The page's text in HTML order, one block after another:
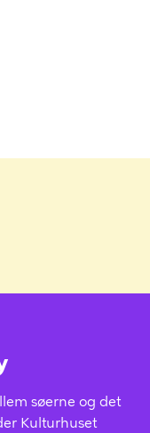
søerne og det
Kulturhuset